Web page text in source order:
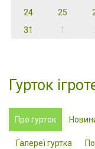
24
25
31
1
Гурток
Про гурток
Галереї гуртка